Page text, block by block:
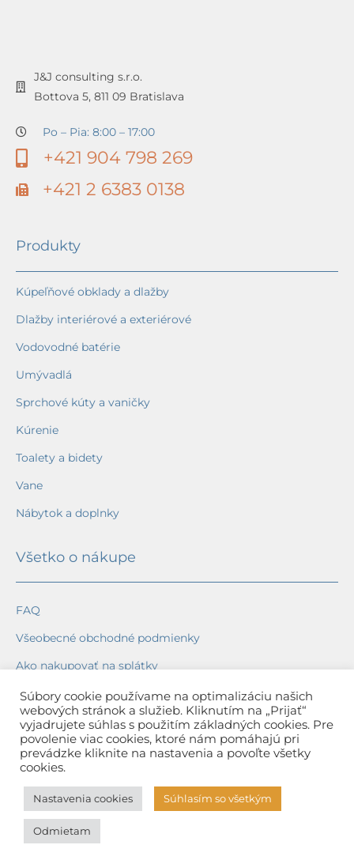
J&J consulting s.r.o.
Bottova 5, 811 09 Bratislava
Po – Pia: 8:00 – 17:00
+421 904 798 269
+421 2 6383 0138
Produkty
Kúpeľňové obklady a dlažby
Dlažby interiérové a exteriérové
Vodovodné batérie
Umývadlá
Sprchové kúty a vaničky
Kúrenie
Toalety a bidety
Vane
Nábytok a doplnky
Všetko o nákupe
FAQ
Všeobecné obchodné podmienky
Ako nakupovať na splátky
Ochrana osobných údajov
Reklamačný poriadok
Spôsob a cena dopravy
Spôsob platby
Záruka na tovar
Súbory cookie používame na optimalizáciu našich
webových stránok a služieb. Kliknutím na „Prijať“
vyjadrujete súhlas s použitím základných cookies. Pre
povolenie viac cookies, ktoré nám pomáhajú pri
prevádzke kliknite na nastavenia a povoľte všetky
cookies.
Nastavenia cookies Súhlasím so všetkým
Odmietam